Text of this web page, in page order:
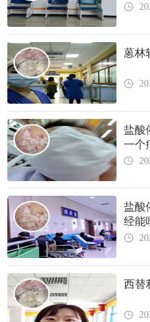
蒽林
盐酸
一个
盐酸
经能
西替